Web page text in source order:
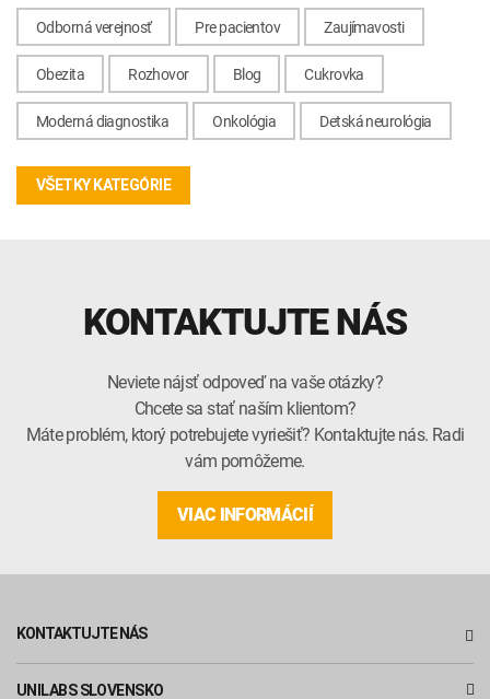
Odborná verejnosť Pre pacientov Zaujímavosti
Obezita Rozhovor Blog Cukrovka
Moderná diagnostika Onkológia Detská neurológia
VŠETKY KATEGÓRIE
KONTAKTUJTE NÁS
Neviete nájsť odpoveď na vaše otázky?
Chcete sa stať naším klientom?
Máte problém, ktorý potrebujete vyriešiť? Kontaktujte nás. Radi
vám pomôžeme.
VIAC INFORMÁCIÍ
KONTAKTUJTE NÁS
UNILABS SLOVENSKO